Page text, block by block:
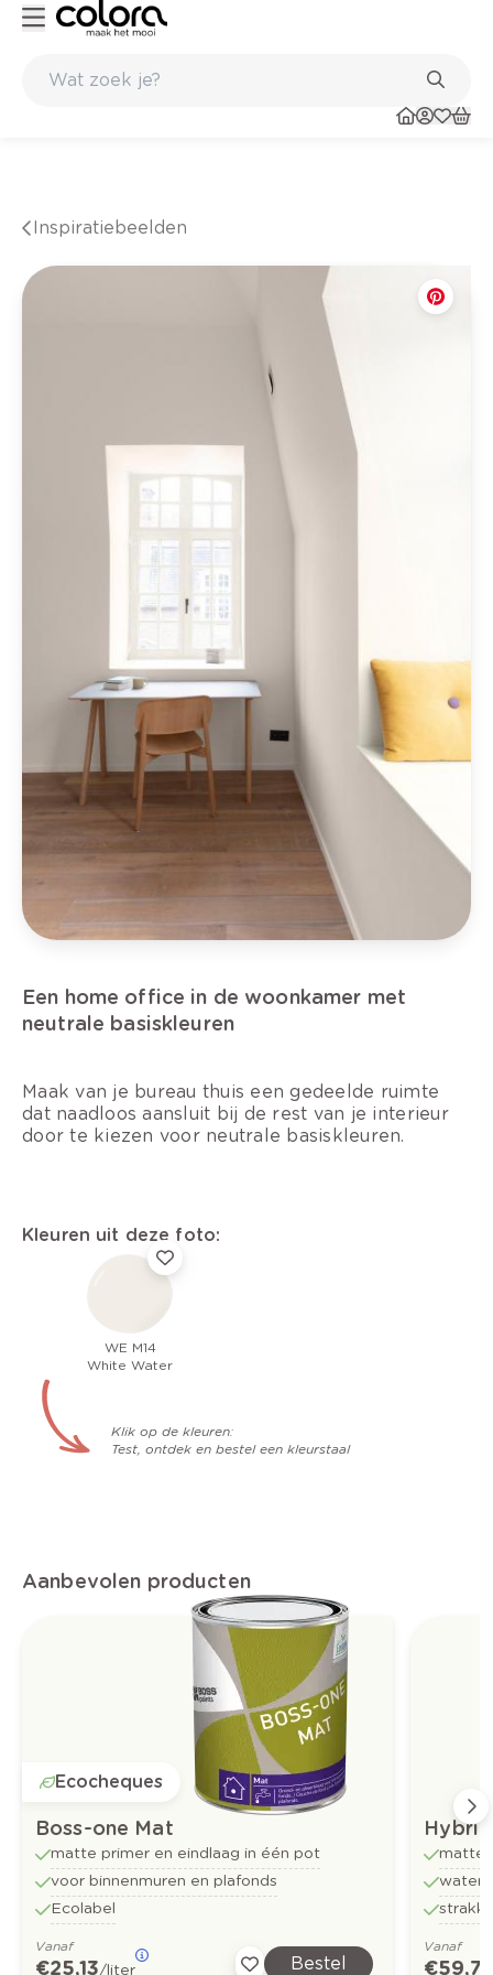
Inspiratiebeelden
Een home office in de woonkamer met
neutrale basiskleuren
Maak van je bureau thuis een gedeelde ruimte
dat naadloos aansluit bij de rest van je interieur
door te kiezen voor neutrale basiskleuren.
Kleuren uit deze foto:
WE M14
White Water
Klik op de kleuren:
Test, ontdek en bestel een kleurstaal
Aanbevolen producten
Ecocheques
Boss-one Mat
matte primer en eindlaag in één pot
voor binnenmuren en plafonds
Ecolabel
Vanaf
€ 25,13/liter Bestel
matte
Vanaf
€